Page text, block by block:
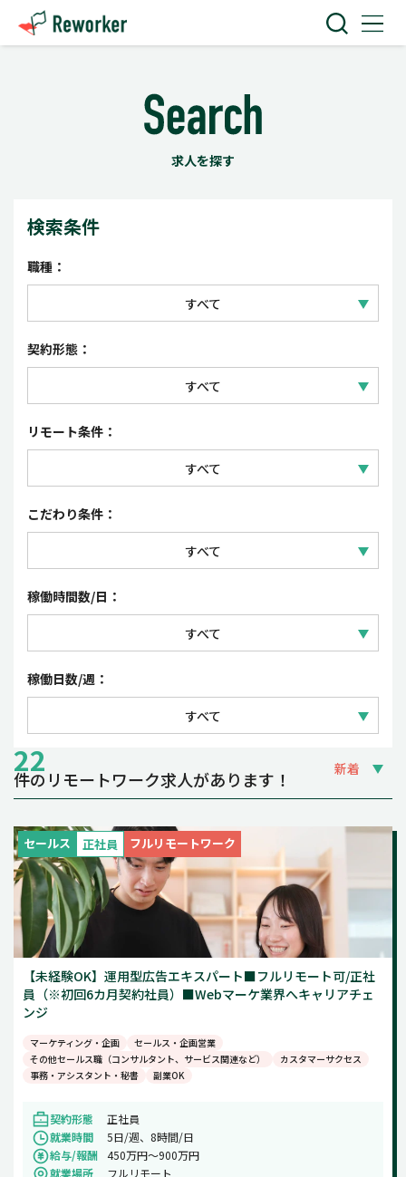
求人を探す
検索条件
職種：
すべて
Web・クリエイティブ
コーポレート・事務
契約形態：
すべて
契約社員
派遣社員・紹介予定派遣
業務委託
リモート条件：
すべて
リモートワーク（一部出社）
こだわり条件：
すべて
フレックスタイム制・裁量労働制
時短勤務OK
副業OK
稼働時間数/日：
すべて
1日 5~6時間
稼働日数/週：
すべて
週3~4日
週5日
土日祝のみ
22
件のリモートワーク求人があります！ 新着
セールス 正社員 フルリモートワーク
【未経験OK】運用型広告エキスパート■フルリモート可/正社
員（※初回6カ月契約社員）■Webマーケ業界へキャリアチェ
ンジ
マーケティング・企画
セールス・企画営業
その他セールス職（コンサルタント、サービス関連など）
カスタマーサクセス
事務・アシスタント・秘書
副業OK
契約形態
正社員
就業時間
5日/週、8時間/日
給与/報酬 450万円〜900万円
就業場所
フルリモート